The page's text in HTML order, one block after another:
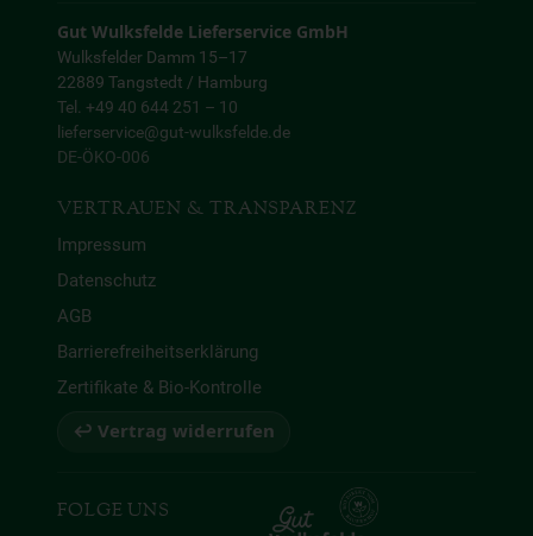
Gut Wulksfelde Lieferservice GmbH
Wulksfelder Damm 15–17
22889 Tangstedt / Hamburg
Tel. +49 40 644 251 – 10
lieferservice@gut-wulksfelde.de
DE-ÖKO-006
VERTRAUEN & TRANSPARENZ
Impressum
Datenschutz
AGB
Barrierefreiheitserklärung
Zertifikate & Bio-Kontrolle
↩ Vertrag widerrufen
FOLGE UNS